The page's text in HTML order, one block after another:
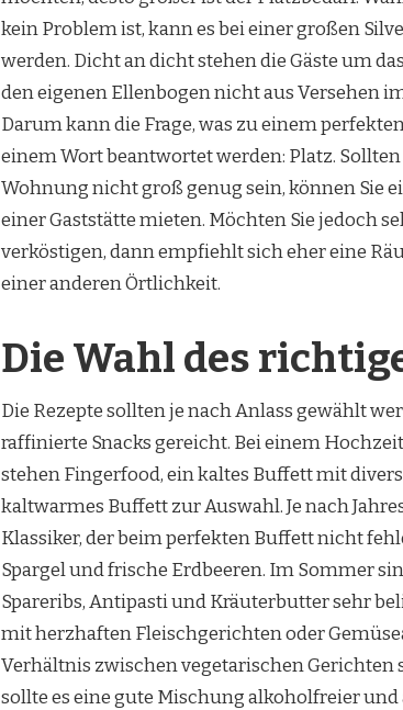
kein Problem ist, kann es bei einer großen
werden. Dicht an dicht stehen die Gäste um
den eigenen Ellenbogen nicht aus Versehen
Darum kann die Frage, was zu einem
einem Wort beantwortet werden: Platz.
Wohnung nicht groß genug sein, können Sie
einer Gaststätte mieten. Möchten Sie jedoch
verköstigen, dann empfiehlt sich eher eine
einer anderen Örtlichkeit.
Die Wahl des
Die Rezepte sollten je nach Anlass gewählt
raffinierte Snacks gereicht. Bei einem
stehen Fingerfood, ein kaltes Buffett mit
kaltwarmes Buffett zur Auswahl. Je nach
Klassiker, der beim perfekten Buffett nicht
Spargel und frische Erdbeeren. Im Sommer
Spareribs, Antipasti und Kräuterbutter sehr
mit herzhaften Fleischgerichten oder
Verhältnis zwischen vegetarischen Gerichten
sollte es eine gute Mischung alkoholfreier